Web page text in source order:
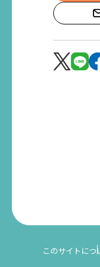
このサイトにつ